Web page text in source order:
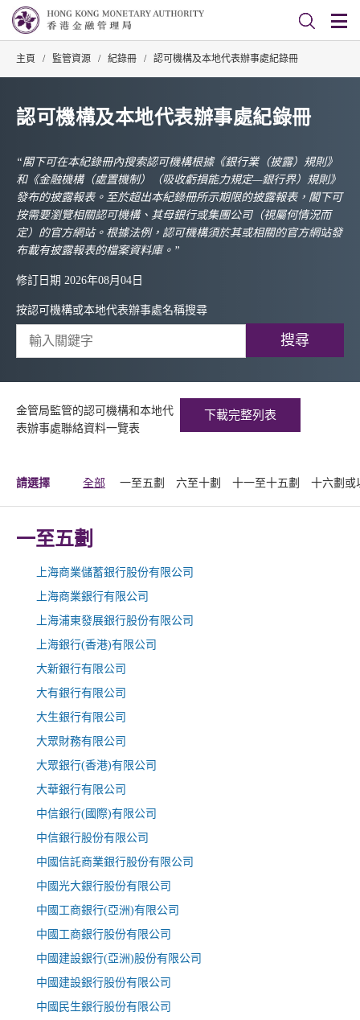
主頁 / 監管資源 / 紀錄冊 / 認可機構及本地代表辦事處紀錄冊
認可機構及本地代表辦事處紀錄冊
“閣下可在本紀錄冊內搜索認可機構根據《銀行業（披露）規則》
和《金融機構（處置機制）（吸收虧損能力規定—銀行界）規則》
發布的披露報表。至於超出本紀錄冊所示期限的披露報表，閣下可
按需要瀏覽相關認可機構、其母銀行或集團公司（視屬何情況而
定）的官方網站。根據法例，認可機構須於其或相關的官方網站發
布載有披露報表的檔案資料庫。”
修訂日期 2026年08月04日
按認可機構或本地代表辦事處名稱搜尋
金管局監管的認可機構和本地代
表辦事處聯絡資料一覽表
下載完整列表
請選擇 全部 一至五劃 六至十劃 十一至十五劃 十六劃或
一至五劃
上海商業儲蓄銀行股份有限公司
上海商業銀行有限公司
上海浦東發展銀行股份有限公司
上海銀行(香港)有限公司
大新銀行有限公司
大有銀行有限公司
大生銀行有限公司
大眾財務有限公司
大眾銀行(香港)有限公司
大華銀行有限公司
中信銀行(國際)有限公司
中信銀行股份有限公司
中國信託商業銀行股份有限公司
中國光大銀行股份有限公司
中國工商銀行(亞洲)有限公司
中國工商銀行股份有限公司
中國建設銀行(亞洲)股份有限公司
中國建設銀行股份有限公司
中國民生銀行股份有限公司